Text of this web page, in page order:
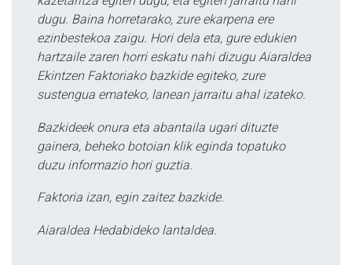
dugu. Baina horretarako, zure ekarpena ere
ezinbestekoa zaigu. Hori dela eta, gure edukien
hartzaile zaren horri eskatu nahi dizugu Aiaraldea
Ekintzen Faktoriako bazkide egiteko, zure
sustengua emateko, lanean jarraitu ahal izateko.
Bazkideek onura eta abantaila ugari dituzte
gainera, beheko botoian klik eginda topatuko
duzu informazio hori guztia.
Faktoria izan, egin zaitez bazkide.
Aiaraldea Hedabideko lantaldea.